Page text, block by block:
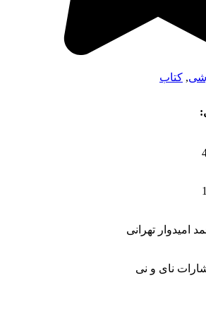
, کتاب
امیدوار تهرانی
نای و نی